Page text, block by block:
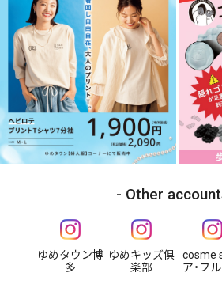
Other
ゆめタウン博
多
ゆめキッズ倶
楽部
cosme
ア・フ